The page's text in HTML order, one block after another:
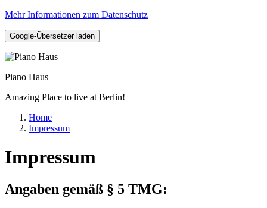
Mehr Informationen zum Datenschutz
Google-Übersetzer laden
Piano Haus
Amazing Place to live at Berlin!
Home
Impressum
Impressum
Angaben gemäß § 5 TMG: